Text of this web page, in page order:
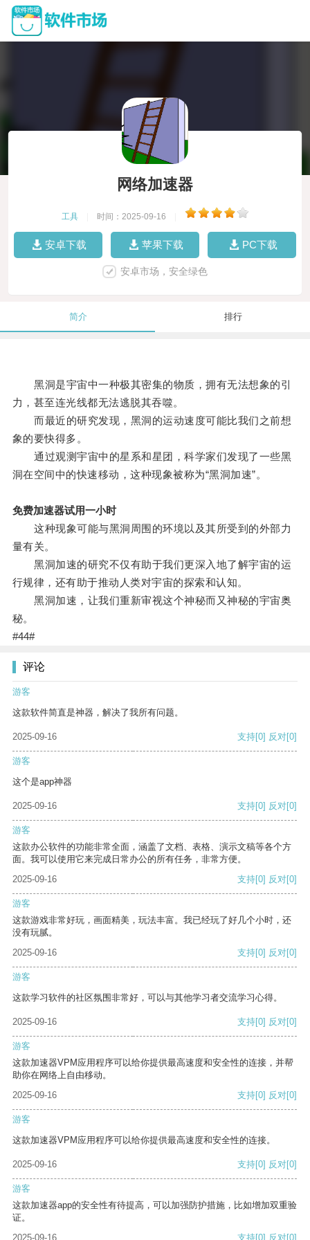
网络加速器
工具 时间：2025-09-16
安卓下载 苹果下载 PC下载
安卓市场，安全绿色
简介 排行
黑洞是宇宙中一种极其密集的物质，拥有无法想象的引
力，甚至连光线都无法逃脱其吞噬。
而最近的研究发现，黑洞的运动速度可能比我们之前想
象的要快得多。
通过观测宇宙中的星系和星团，科学家们发现了一些黑
洞在空间中的快速移动，这种现象被称为“黑洞加速”。
免费加速器试用一小时
这种现象可能与黑洞周围的环境以及其所受到的外部力
量有关。
黑洞加速的研究不仅有助于我们更深入地了解宇宙的运
行规律，还有助于推动人类对宇宙的探索和认知。
黑洞加速，让我们重新审视这个神秘而又神秘的宇宙奥
秘。
#44#
评论
游客
这款软件简直是神器，解决了我所有问题。
2025-09-16 支持[0] 反对[0]
游客
这个是app神器
2025-09-16 支持[0] 反对[0]
游客
这款办公软件的功能非常全面，涵盖了文档、表格、演示文稿等各个方
面。我可以使用它来完成日常办公的所有任务，非常方便。
2025-09-16
支持[0] 反对[0]
游客
这款游戏非常好玩，画面精美，玩法丰富。我已经玩了好几个小时，还
没有玩腻。
2025-09-16
支持[0] 反对[0]
游客
这款学习软件的社区氛围非常好，可以与其他学习者交流学习心得。
2025-09-16 支持[0] 反对[0]
游客
这款加速器VPM应用程序可以给你提供最高速度和安全性的连接，并帮
助你在网络上自由移动。
2025-09-16
支持[0] 反对[0]
游客
这款加速器VPM应用程序可以给你提供最高速度和安全性的连接。
2025-09-16 支持[0] 反对[0]
游客
这款加速器app的安全性有待提高，可以加强防护措施，比如增加双重验
证。
2025-09-16
支持[0] 反对[0]